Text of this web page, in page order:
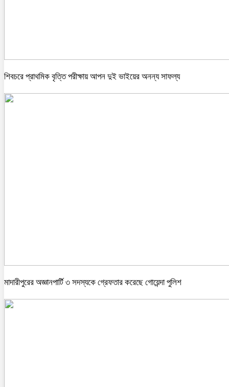
শিবচরে প্রাথমিক বৃত্তি পরীক্ষায় আপন দুই ভাইয়ের অনন্য সাফল্য
মাদারীপুরের অজ্ঞানপার্টি ৩ সদস্যকে গ্রেফতার করেছে গোয়েন্দা পুলিশ